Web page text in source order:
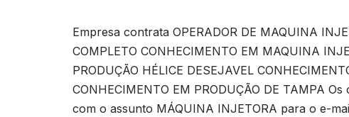
Empresa contrata OPERADOR DE MAQUINA
COMPLETO CONHECIMENTO EM MAQUINA
PRODUÇÃO HÉLICE DESEJAVEL
CONHECIMENTO EM PRODUÇÃO DE TAMPA
com o assunto MÁQUINA INJETORA para o e-